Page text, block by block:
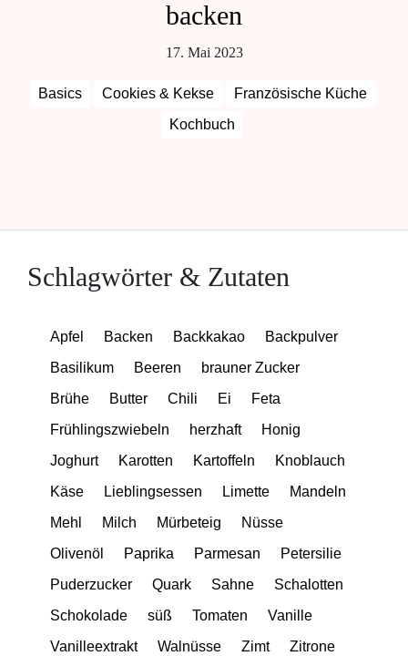
backen
17. Mai 2023
Basics Cookies & Kekse
Französische Küche
Kochbuch
Schlagwörter & Zutaten
Apfel Backen Backkakao
Backpulver
Basilikum
Beeren
brauner Zucker
Brühe
Butter Chili Ei
Feta
Frühlingszwiebeln
herzhaft
Honig
Joghurt
Karotten Kartoffeln
Knoblauch
Käse
Lieblingsessen Limette
Mandeln
Mehl
Milch Mürbeteig
Nüsse
Olivenöl
Paprika Parmesan
Petersilie
Puderzucker
Quark Sahne
Schalotten
Schokolade
süß Tomaten
Vanille
Vanilleextrakt
Walnüsse Zimt Zitrone